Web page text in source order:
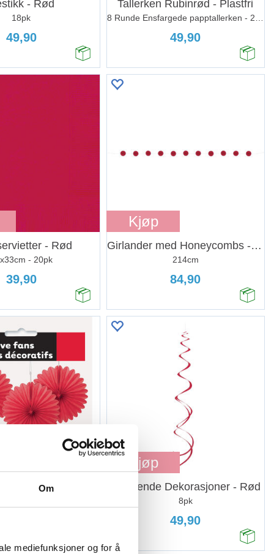
Om
mediefunksjoner og for å
- Rød
18pk
49,90
Tallerken Rubinrød - Plastfri
49,90
- Rød
- 20pk
39,90
Kjøp
Girlander med Honeycombs - Rød
214cm
84,90
Papir - Rød
Kjøp
Hengende Dekorasjoner - Rød
8pk
49,90